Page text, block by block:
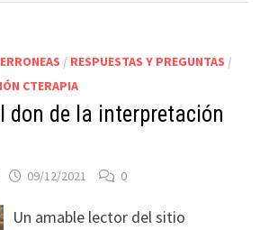
/ RESPUESTAS Y PREGUNTAS /
CTERAPIA
don de la interpretación
09/12/2021 0
Un amable lector del sitio